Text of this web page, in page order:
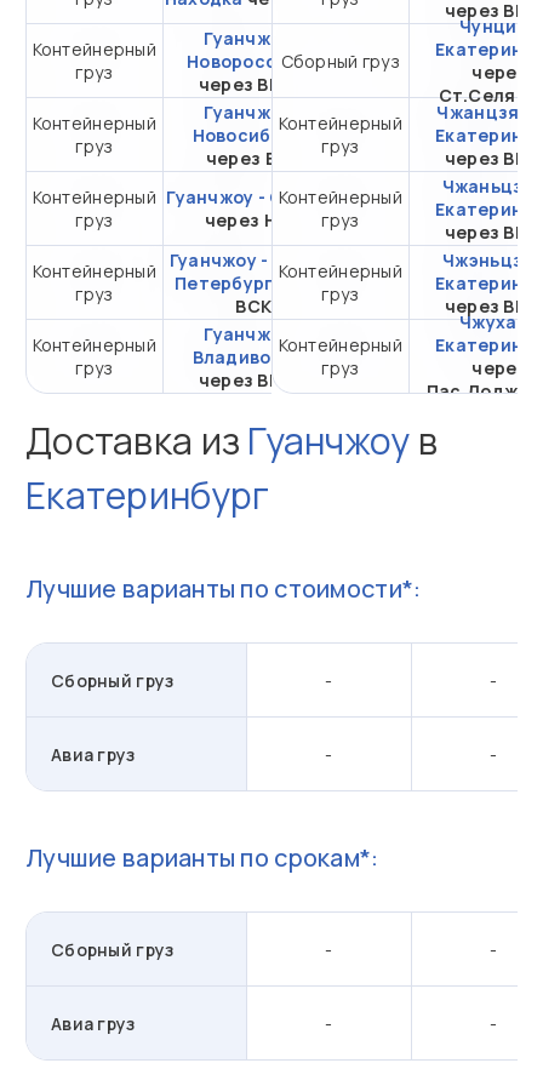
Контейнерный
груз
Гуанчжоу -
Новороссийск
через ВМТП
от 345 163,30 ₽ за
Контейнерный
груз
Гуанчжоу -
Новосибирск
через ВСК
от 290 934,96 ₽ за
20DC
Контейнерный
груз
Гуанчжоу - Самара
через НЛЭ
от 634 883,65 ₽ за
20DC
Контейнерный
груз
Гуанчжоу - Санкт-
Петербург через
ВСК
от 296 361,96 ₽ за
20DC
Контейнерный
груз
Гуанчжоу -
Владивосток
через ВМТП
от 106 698,06 ₽ за
через
Сборный груз
Чунцин -
через
Контейнерный
груз
через
Контейнерный
груз
через
Контейнерный
груз
через
Контейнерный
груз
Чжухай -
через
Доставка из Гуанчжоу в
Екатеринбург
Лучшие варианты по стоимости*:
Сборный груз - -
Авиа груз - -
Лучшие варианты по срокам*:
Сборный груз - -
Авиа груз - -